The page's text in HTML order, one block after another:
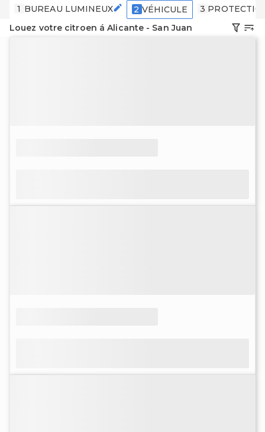
1 BUREAU LUMINEUX 2 VÉHICULE 3
Louez votre citroen á Alicante - San Juan